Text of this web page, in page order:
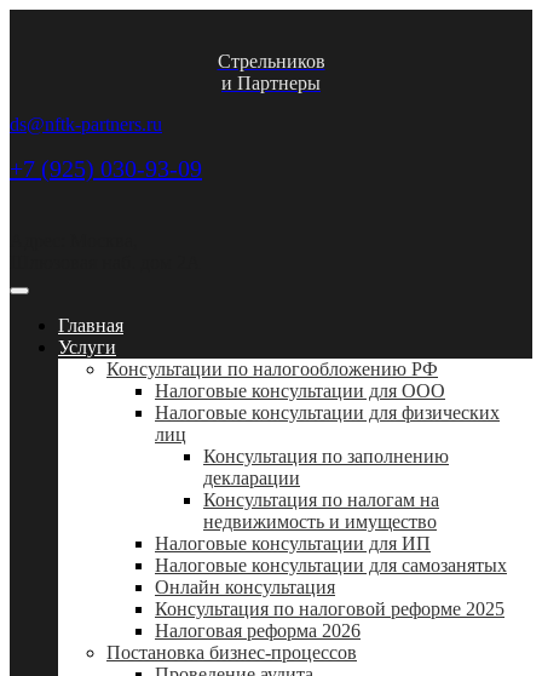
Стрельников
и Партнеры
ds@nftk-partners.ru
+7 (925) 030-93-09
Главная
Услуги
Консультации по налогообложению РФ
Налоговые консультации для ООО
Налоговые консультации для физических
лиц
Консультация по заполнению
декларации
Консультация по налогам на
недвижимость и имущество
Налоговые консультации для ИП
Налоговые консультации для самозанятых
Онлайн консультация
Консультация по налоговой реформе 2025
Налоговая реформа 2026
Постановка бизнес-процессов